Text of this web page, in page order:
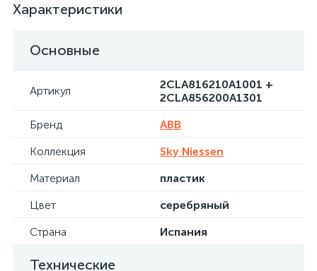
Характеристики
Основные
Артикул
2CLA816210A1001 +
2CLA856200A1301
Бренд
ABB
Коллекция
Sky Niessen
Материал
пластик
Цвет
серебряный
Страна
Испания
Технические